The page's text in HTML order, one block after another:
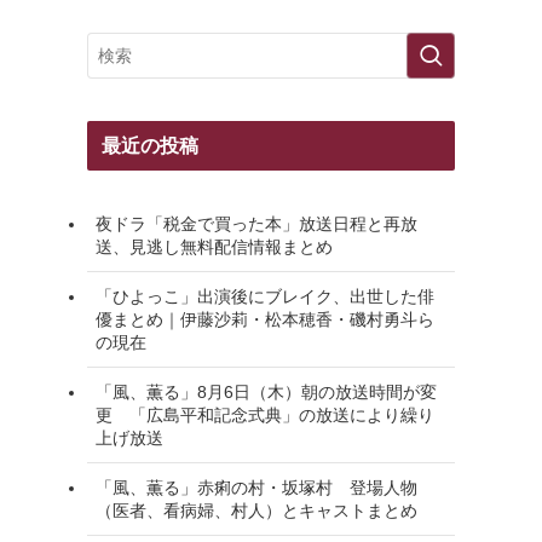
最近の投稿
夜ドラ「税金で買った本」放送日程と再放
送、見逃し無料配信情報まとめ
「ひよっこ」出演後にブレイク、出世した俳
優まとめ｜伊藤沙莉・松本穂香・磯村勇斗ら
の現在
「風、薫る」8月6日（木）朝の放送時間が変
更 「広島平和記念式典」の放送により繰り
上げ放送
「風、薫る」赤痢の村・坂塚村 登場人物
（医者、看病婦、村人）とキャストまとめ